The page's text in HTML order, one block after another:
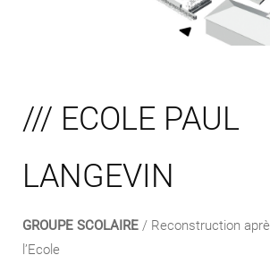
/// ECOLE PAUL
LANGEVIN
GROUPE SCOLAIRE / Reconstruction
l’Ecole